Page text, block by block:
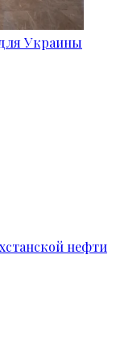
Украины
нефти